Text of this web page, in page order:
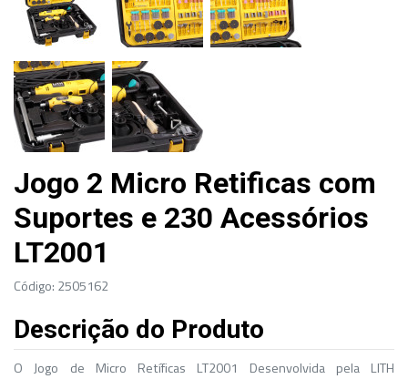
Jogo 2 Micro Retificas com
Suportes e 230 Acessórios
LT2001
Código: 2505162
Descrição do Produto
O Jogo de Micro Retíficas LT2001 Desenvolvida pela LITH